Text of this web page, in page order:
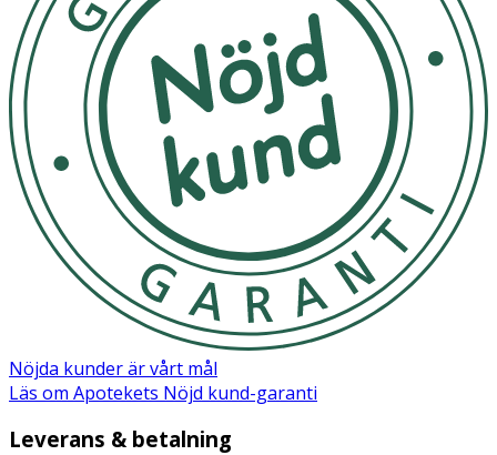
Nöjda kunder är vårt mål
Läs om Apotekets Nöjd kund-garanti
Leverans & betalning